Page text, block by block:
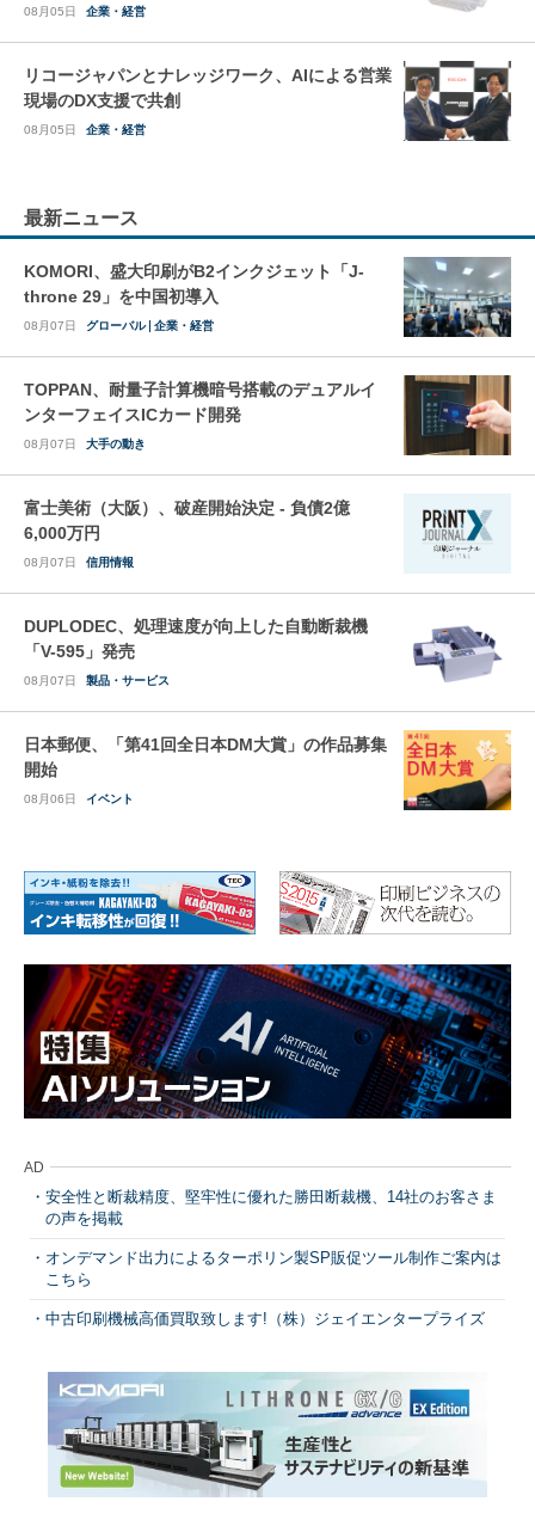
08月05日 企業・経営
リコージャパンとナレッジワーク、AIによる営業
現場のDX支援で共創
08月05日 企業・経営
最新ニュース
KOMORI、盛大印刷がB2インクジェット「J-
throne 29」を中国初導入
08月07日 グローバル 企業・経営
TOPPAN、耐量子計算機暗号搭載のデュアルイ
ンターフェイスICカード開発
08月07日 大手の動き
富士美術（大阪）、破産開始決定 - 負債2億
6,000万円
08月07日 信用情報
DUPLODEC、処理速度が向上した自動断裁機
「V-595」発売
08月07日 製品・サービス
日本郵便、「第41回全日本DM大賞」の作品募集
開始
08月06日 イベント
AD
安全性と断裁精度、堅牢性に優れた勝田断裁機、14社のお客さま
の声を掲載
オンデマンド出力によるターポリン製SP販促ツール制作ご案内は
こちら
中古印刷機械高価買取致します!（株）ジェイエンタープライズ